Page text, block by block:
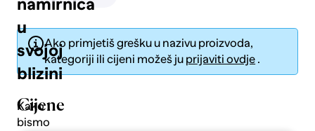
namirnica
u
svojoj
blizini
Kako
bismo
Ako primjetiš grešku u nazivu proizvoda,
kategoriji ili cijeni možeš ju prijaviti ovdje .
Cijene